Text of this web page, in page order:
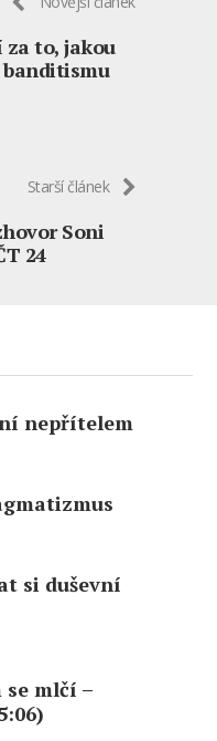
za to, jakou
Starší článek
Soni
24
nepřítelem
si duševní
mlčí –